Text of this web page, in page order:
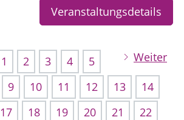
Veranstaltungsdetails
Weiter
1 2 3 4
5
9 10 11 12 13
14
17 18 19 20 21
22